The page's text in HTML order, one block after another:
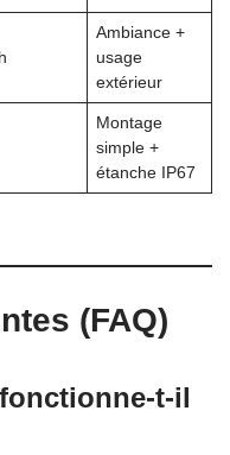
Ambiance +
usage
extérieur
Montage
simple +
étanche IP67
(FAQ)
fonctionne-t-il